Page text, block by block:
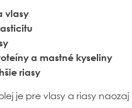
vlasy
a mastné kyseliny
riasy
je pre vlasy a riasy naozaj